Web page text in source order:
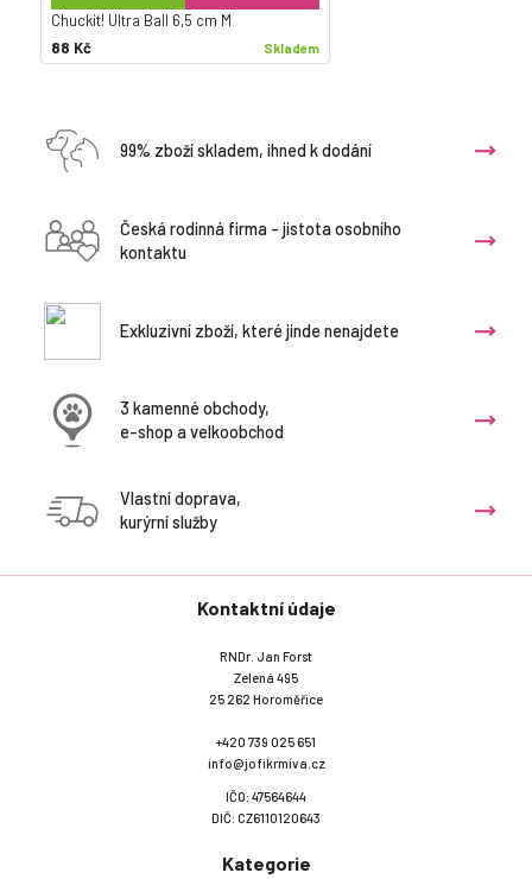
Chuckit! Ultra Ball 6,5 cm M
88 Kč
Skladem
99% zboží skladem, ihned k dodání
Česká rodinná firma - jistota osobního
kontaktu
Exkluzivní zboží, které jinde nenajdete
3 kamenné obchody,
e-shop a velkoobchod
Vlastní doprava,
kurýrní služby
Kontaktní údaje
RNDr. Jan Forst
Zelená 495
25 262 Horoměřice
+420 739 025 651
info@jofikrmiva.cz
IČO: 47564644
DIČ: CZ6110120643
Kategorie